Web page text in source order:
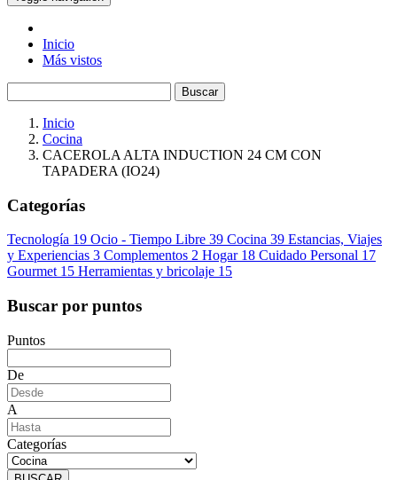
Inicio
Más vistos
Buscar
Inicio
Cocina
CACEROLA ALTA INDUCTION 24 CM CON
TAPADERA (IO24)
Categorías
Tecnología 19 Ocio - Tiempo Libre 39 Cocina 39 Estancias, Viajes
y Experiencias 3 Complementos 2 Hogar 18 Cuidado Personal 17
Gourmet 15 Herramientas y bricolaje 15
Buscar por puntos
Puntos
De
A
Categorías